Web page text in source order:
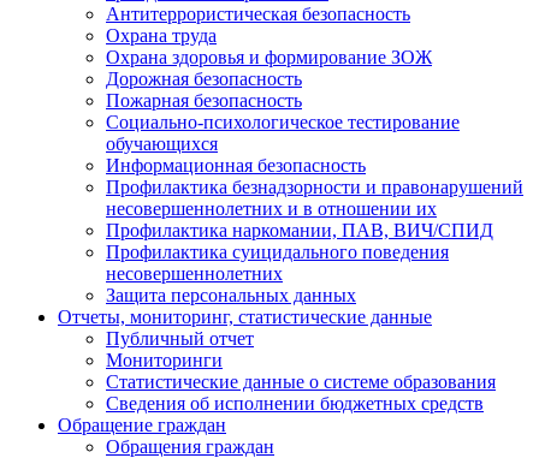
Антитеррористическая безопасность
Охрана труда
Охрана здоровья и формирование ЗОЖ
Дорожная безопасность
Пожарная безопасность
Социально-психологическое тестирование
обучающихся
Информационная безопасность
Профилактика безнадзорности и правонарушений
несовершеннолетних и в отношении их
Профилактика наркомании, ПАВ, ВИЧ/СПИД
Профилактика суицидального поведения
несовершеннолетних
Защита персональных данных
Отчеты, мониторинг, статистические данные
Публичный отчет
Мониторинги
Статистические данные о системе образования
Сведения об исполнении бюджетных средств
Обращение граждан
Обращения граждан